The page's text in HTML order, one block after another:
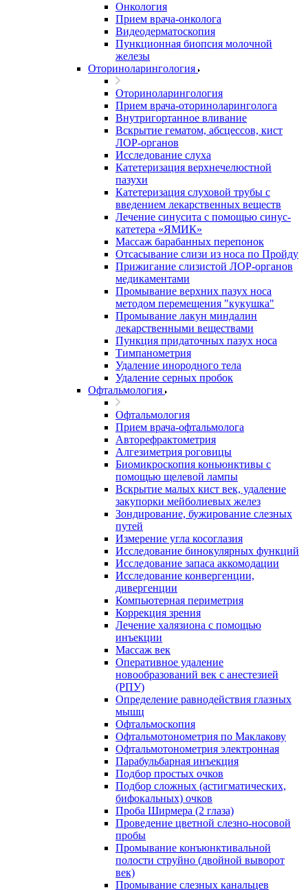
Онкология
Прием врача-онколога
Видеодерматоскопия
Пункционная биопсия молочной
железы
Оториноларингология
Оториноларингология
Прием врача-оториноларинголога
Внутригортанное вливание
Вскрытие гематом, абсцессов, кист
ЛОР-органов
Исследование слуха
Катетеризация верхнечелюстной
пазухи
Катетеризация слуховой трубы с
введением лекарственных веществ
Лечение синусита с помощью синус-
катетера «ЯМИК»
Массаж барабанных перепонок
Отсасывание слизи из носа по Пройду
Прижигание слизистой ЛОР-органов
медикаментами
Промывание верхних пазух носа
методом перемещения "кукушка"
Промывание лакун миндалин
лекарственными веществами
Пункция придаточных пазух носа
Тимпанометрия
Удаление инородного тела
Удаление серных пробок
Офтальмология
Офтальмология
Прием врача-офтальмолога
Авторефрактометрия
Алгезиметрия роговицы
Биомикроскопия коньюнктивы с
помощью щелевой лампы
Вскрытие малых кист век, удаление
закупорки мейболиевых желез
Зондирование, бужирование слезных
путей
Измерение угла косоглазия
Исследование бинокулярных функций
Исследование запаса аккомодации
Исследование конвергенции,
дивергенции
Компьютерная периметрия
Коррекция зрения
Лечение халязиона с помощью
инъекции
Массаж век
Оперативное удаление
новообразований век с анестезией
(РПУ)
Определение равнодействия глазных
мышц
Офтальмоскопия
Офтальмотонометрия по Маклакову
Офтальмотонометрия электронная
Парабульбарная инъекция
Подбор простых очков
Подбор сложных (астигматических,
бифокальных) очков
Проба Ширмера (2 глаза)
Проведение цветной слезно-носовой
пробы
Промывание конъюнктивальной
полости струйно (двойной выворот
век)
Промывание слезных канальцев